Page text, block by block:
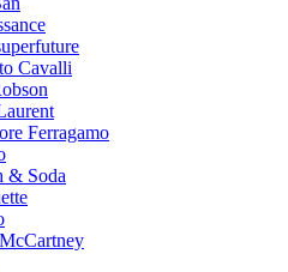
Cavalli
Ferragamo
& Soda